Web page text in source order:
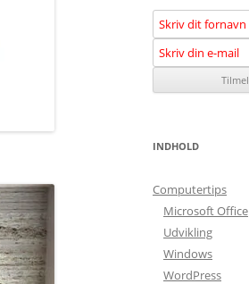
INDHOLD
Computertips
Microsoft Office
Udvikling
Windows
WordPress